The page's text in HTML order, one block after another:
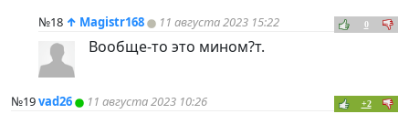
№18 ↑ Magistr168 11 августа 2023 15:22 0
Вообще-то это мином?т.
№19vad26 11 августа 2023 10:26 +2